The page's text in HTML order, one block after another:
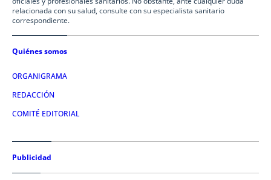
relacionada con su salud, consulte con su especialista sanitario
correspondiente.
Quiénes somos
ORGANIGRAMA
REDACCIÓN
COMITÉ EDITORIAL
Publicidad